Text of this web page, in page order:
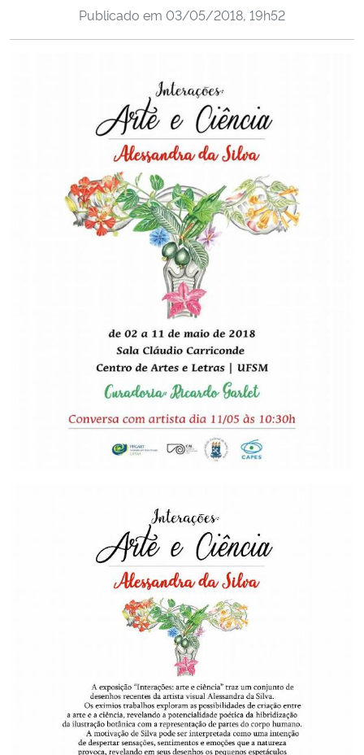
Ministério da Cidadania
Ministério da Ciência, Tecnologia, Inovações e Comunicações
Ministério do Meio Ambiente
Ministério do Turismo
Ministério do Desenvolvimento Regional
Ministério da Mulher, da Família e dos Direitos Humanos
Publicado em 03/05/2018, 19h52